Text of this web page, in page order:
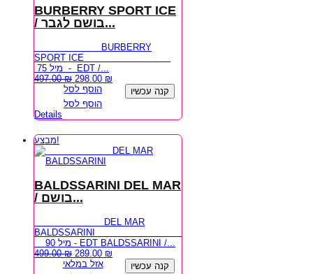
BURBERRY SPORT ICE
/ בושם לגבר...
BURBERRY
SPORT ICE
75 מיל - EDT /...
497.00₪ 298.00 ₪
הוסף לסל
קנה עכשיו
הוסף לסל
Details
מבצע!
BALDSSARINI DEL MAR
/ בושם...
DEL MAR
BALDSSARINI
90 מיל - EDT BALDSSARINI /...
499.00₪ 289.00 ₪
אזל במלאי
קנה עכשיו